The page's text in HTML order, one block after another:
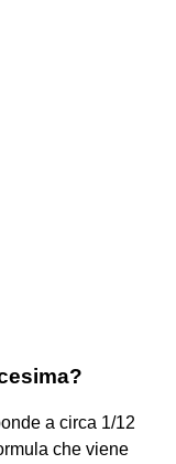
a circa 1/12
che viene